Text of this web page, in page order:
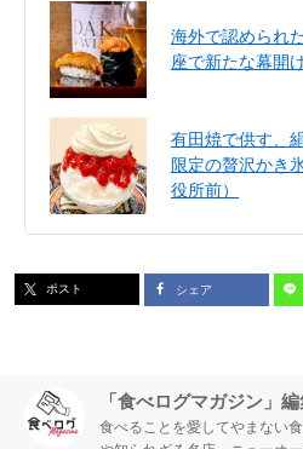
海外で認められ
座で新たな幕開
有田焼で供す、
限定の贅沢かき
役所前）
ポスト シェア
「食べログマガジン」
食べることを愛してやまない